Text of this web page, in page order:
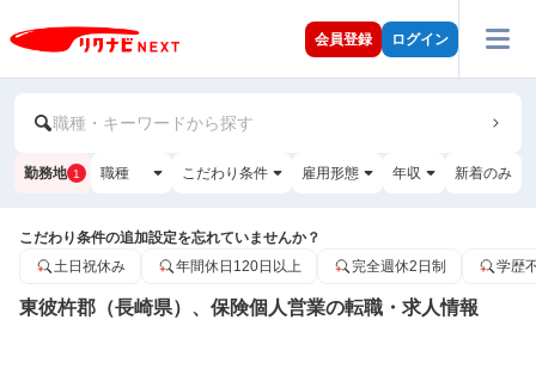
会員登録 ログイン
職種・キーワードから探す
勤務地 1 職種 こだわり条件 雇用形態 年収 新着のみ
こだわり条件の追加設定を忘れていませんか？
土日祝休み
年間休日120日以上 完全週休2日制 学歴
東彼杵郡（長崎県）、保険個人営業の転職・求人情報